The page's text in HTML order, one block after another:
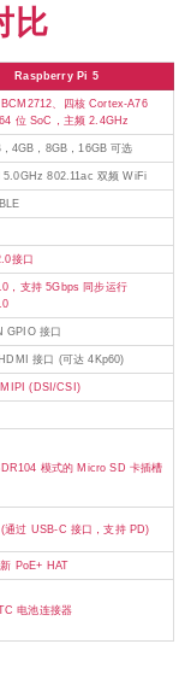
比
Raspberry Pi 5
、四核 Cortex-A76
位 SoC，主频 2.4GHz
4GB，8GB，16GB 可选
5.0GHz 802.11ac 双频 WiFi
接口
，支持 5Gbps 同步运行
GPIO 接口
接口 (可达 4Kp60)
(DSI/CSI)
模式的 Micro SD 卡插槽
通过 USB-C 接口，支持 PD)
PoE+ HAT
电池连接器